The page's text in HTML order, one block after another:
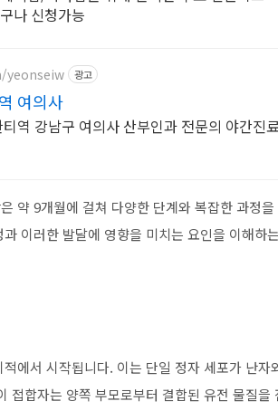
나 신청가능
광고
여의사
역 강남구 여의사 산부인과 전문의 야간진
약 9개월에 걸쳐 다양한 단계와 복잡한 과정
이러한 발달에 영향을 미치는 요인을 이해하
에서 시작됩니다. 이는 단일 정자 세포가 난
접합자는 양쪽 부모로부터 결합된 유전 물질